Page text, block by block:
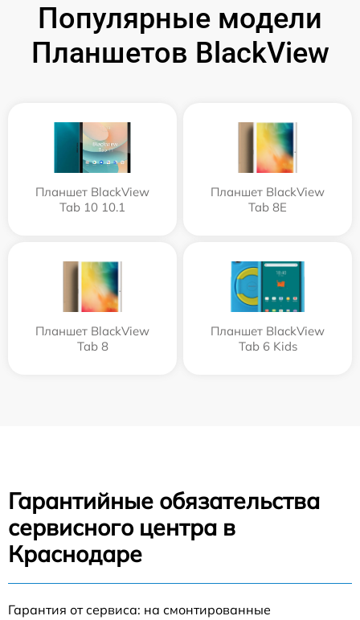
Популярные модели
Планшетов BlackView
Планшет BlackView
Tab 10 10.1
Планшет BlackView
Tab 8E
Планшет BlackView
Tab 8
Планшет BlackView
Tab 6 Kids
Гарантийные обязательства
сервисного центра в
Краснодаре
Гарантия от сервиса: на смонтированные